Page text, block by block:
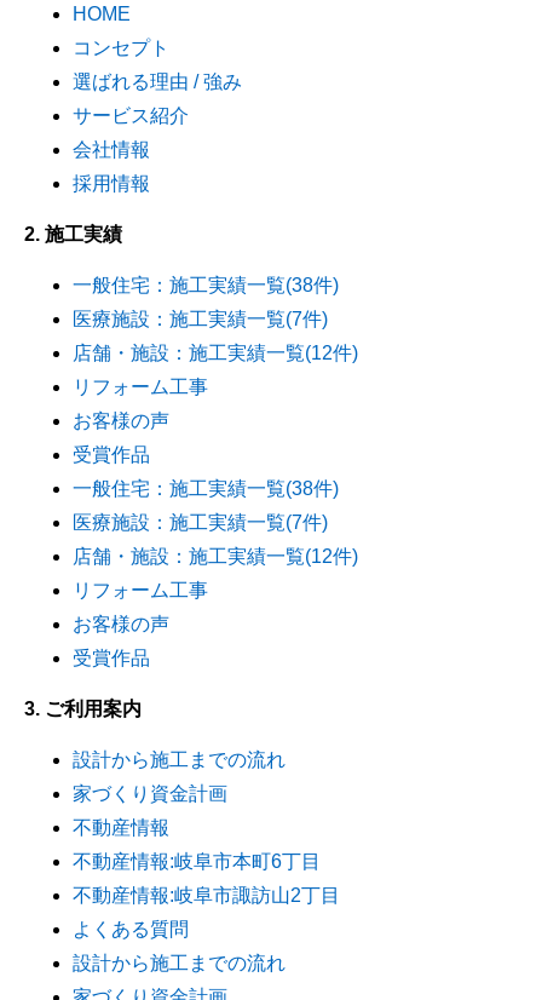
HOME
コンセプト
選ばれる理由 / 強み
サービス紹介
会社情報
採用情報
2. 施工実績
一般住宅：施工実績一覧(38件)
医療施設：施工実績一覧(7件)
店舗・施設：施工実績一覧(12件)
リフォーム工事
お客様の声
受賞作品
一般住宅：施工実績一覧(38件)
医療施設：施工実績一覧(7件)
店舗・施設：施工実績一覧(12件)
リフォーム工事
お客様の声
受賞作品
3. ご利用案内
設計から施工までの流れ
家づくり資金計画
不動産情報
不動産情報:岐阜市本町6丁目
不動産情報:岐阜市諏訪山2丁目
よくある質問
設計から施工までの流れ